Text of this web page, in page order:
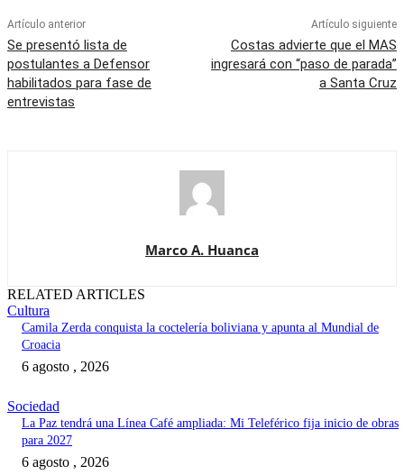
Artículo anterior
Se presentó lista de
postulantes a Defensor
habilitados para fase de
entrevistas
Artículo siguiente
Costas advierte que el MAS
ingresará con “paso de parada”
a Santa Cruz
Marco A. Huanca
RELATED ARTICLES
Cultura
Camila Zerda conquista la coctelería boliviana y apunta al Mundial de
Croacia
6 agosto , 2026
Sociedad
La Paz tendrá una Línea Café ampliada: Mi Teleférico fija inicio de obras
para 2027
6 agosto , 2026